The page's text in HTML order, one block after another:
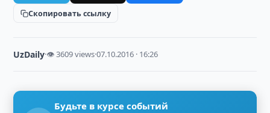
Скопировать ссылку
UzDaily·👁 3609 views·07.10.2016 · 16:26
Будьте в курсе событий